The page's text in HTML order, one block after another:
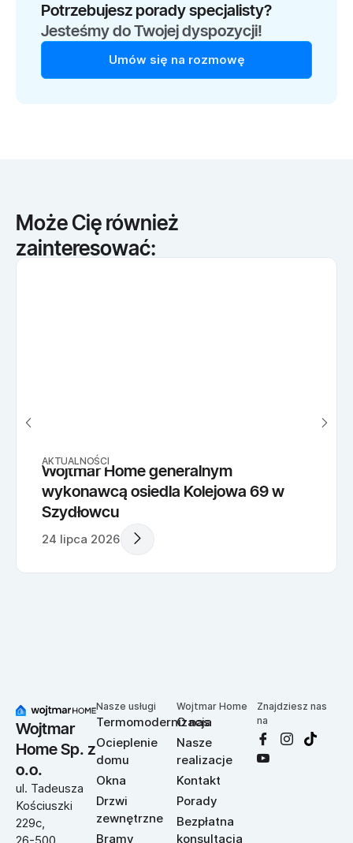
Potrzebujesz porady specjalisty?
Jesteśmy do Twojej dyspozycji!
Umów się na rozmowę
Może Cię również
zainteresować:
AKTUALNOŚCI
Wojtmar Home generalnym
wykonawcą osiedla Kolejowa 69 w
Szydłowcu
24 lipca 2026
Wojtmar
Home Sp. z
o.o.
ul. Tadeusza
Kościuszki
229c,
Nasze usługi
Termomodernizacja
Ocieplenie
domu
Okna
Drzwi
zewnętrzne
Bramy
Wojtmar Home
O nas
Nasze
realizacje
Kontakt
Porady
Bezpłatna
konsultacja
Znajdziesz nas
na